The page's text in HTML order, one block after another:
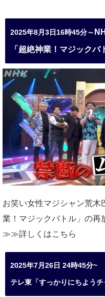
2025年8月3日16時45分～
「超絶神業！マジックバ
お笑い女性マジシャン荒木
業！マジックバトル」の再
≫≫詳しくはこちら
2025年7月26日 24時45分~
テレ東「すっかりにちようチ